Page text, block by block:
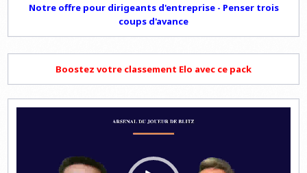
Notre offre pour dirigeants d'entreprise - Penser trois
coups d'avance
Boostez votre classement Elo avec ce pack